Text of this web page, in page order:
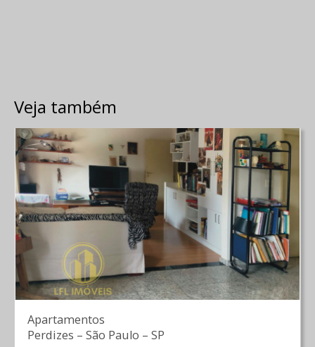
Veja também
Apartamentos
Perdizes – São Paulo – SP